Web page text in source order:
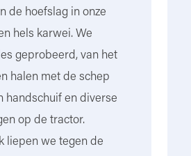
de hoefslag in onze
hels karwei. We
geprobeerd, van het
halen met de schep
handschuif en diverse
op de tractor.
liepen we tegen de